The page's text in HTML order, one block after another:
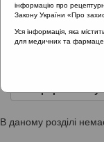
Гострі
В даному розділі
інформацію про
Закону України «Про
Уся інформація, яка
для медичних та